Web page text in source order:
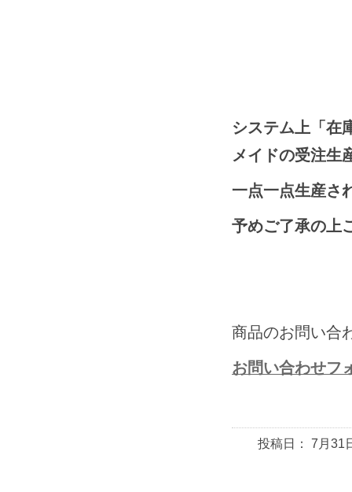
システム上「在
メイドの受注生
一点一点生産さ
予めご了承の上
商品のお問い合
お問い合わせフ
投稿日： 7月